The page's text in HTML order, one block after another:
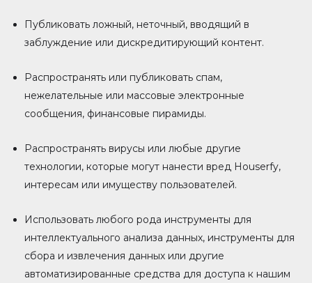
Публиковать ложный, неточный, вводящий в
заблуждение или дискредитирующий контент.
Распространять или публиковать спам,
нежелательные или массовые электронные
сообщения, финансовые пирамиды.
Распространять вирусы или любые другие
технологии, которые могут нанести вред Houserfy,
интересам или имуществу пользователей.
Использовать любого рода инструменты для
интеллектуального анализа данных, инструменты для
сбора и извлечения данных или другие
автоматизированные средства для доступа к нашим